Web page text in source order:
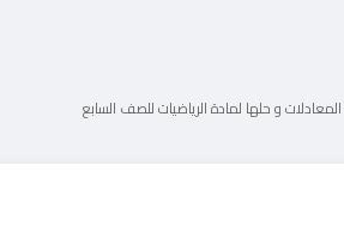
و حلها لمادة الرياضيات للصف السابع